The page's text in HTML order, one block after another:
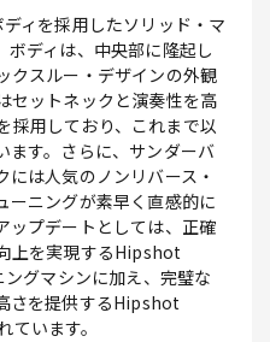
ィを採用したソリッド・マ
ボディは、中央部に隆起し
クスルー・デザインの外観
セットネックと演奏性を高
用しており、これまで以
ます。さらに、サンダーバ
は人気のノンリバース・
ーニングが素早く直感的に
ップデートとしては、正確
上を実現するHipshot
グマシンに加え、完璧な
さを提供するHipshot
います。